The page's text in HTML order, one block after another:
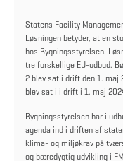
Statens Facility
Løsningen betyder, at en
hos Bygningsstyrelsen.
tre forskellige EU-udbud.
2 blev sat i drift den 1. maj
blev sat i i drift i 1. maj
Bygningsstyrelsen har i
agenda ind i driften af
klima- og miljøkrav på
og bæredygtig udvikling i